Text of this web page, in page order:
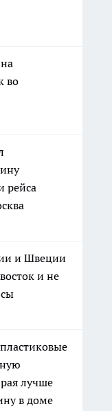
во
рейса
и Швеции
и не
лучше
в доме